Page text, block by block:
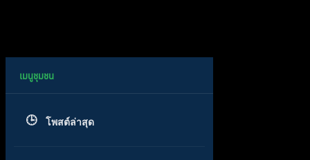
โพสต์ล่าสุด